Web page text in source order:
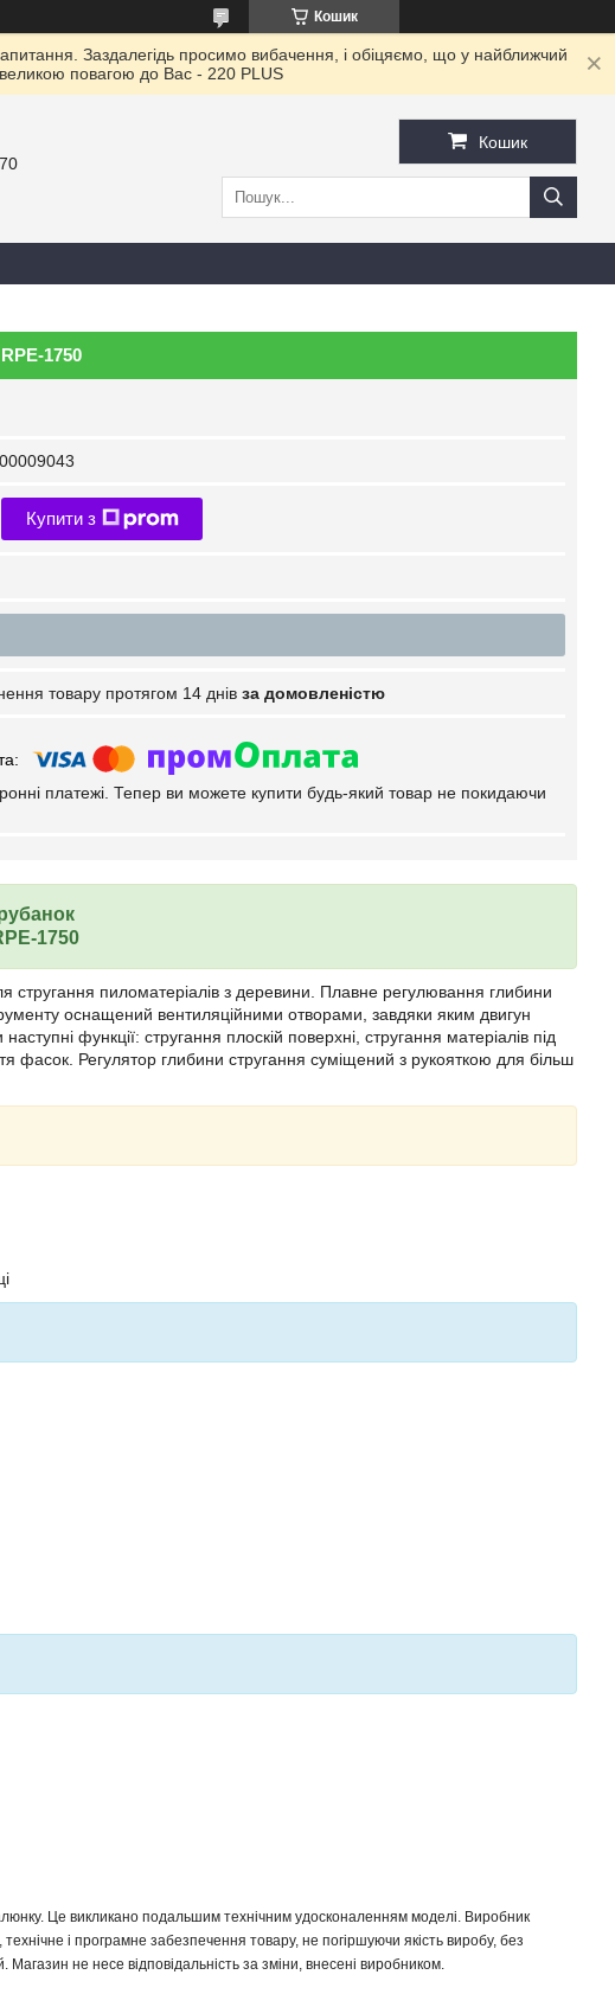
Кошик
Заздалегідь просимо вибачення, і обіцяємо, що у найближчий
великою повагою до Ваc - 220 PLUS
Кошик
1750
Купити з
товару протягом 14 днів за домовленістю
платежі. Тепер ви можете купити будь-який товар не покидаючи
1750
стругання пиломатеріалів з деревини. Плавне регулювання глибини
оснащений вентиляційними отворами, завдяки яким двигун
функції: стругання плоскій поверхні, стругання матеріалів під
фасок. Регулятор глибини стругання суміщений з рукояткою для більш
Це викликано подальшим технічним удосконаленням моделі. Виробник
і програмне забезпечення товару, не погіршуючи якість виробу, без
не несе відповідальність за зміни, внесені виробником.